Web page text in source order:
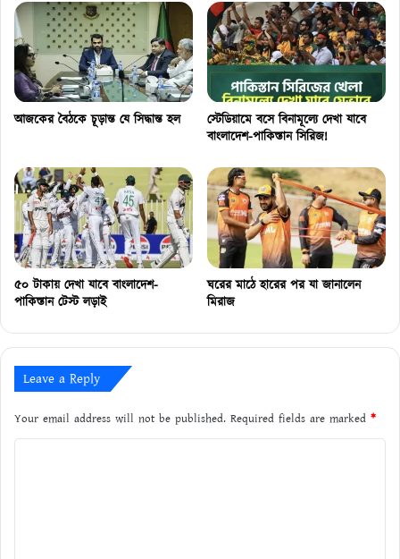
আজকের বৈঠকে চূড়ান্ত যে সিদ্ধান্ত হল
স্টেডিয়ামে বসে বিনামূল্যে দেখা যাবে
বাংলাদেশ-পাকিস্তান সিরিজ!
৫০ টাকায় দেখা যাবে বাংলাদেশ-
পাকিস্তান টেস্ট লড়াই
ঘরের মাঠে হারের পর যা জানালেন
মিরাজ
Leave a Reply
Your email address will not be published. Required fields are marked *